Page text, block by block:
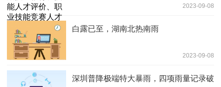
2023-09-08
白露已至，湖南北热南雨
2023-09-08
深圳普降极端特大暴雨，四项雨量记录破